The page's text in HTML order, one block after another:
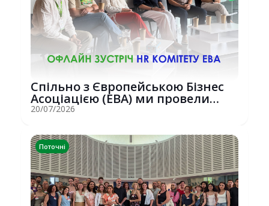
Спільно з Європейською Бізнес
Асоціацією (EBA) ми провели
потужну о...
20/07/2026
Поточні